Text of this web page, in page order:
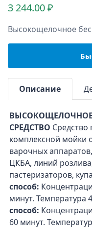
3 244.00₽
Высокощелочное
Описание
СРЕДСТВО Средство
комплексной мойки
варочных
ЦКБА, линий
пастеризаторов,
способ:
минут. Температура
способ:
60 минут.